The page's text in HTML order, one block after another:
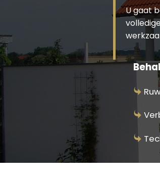
U gaat